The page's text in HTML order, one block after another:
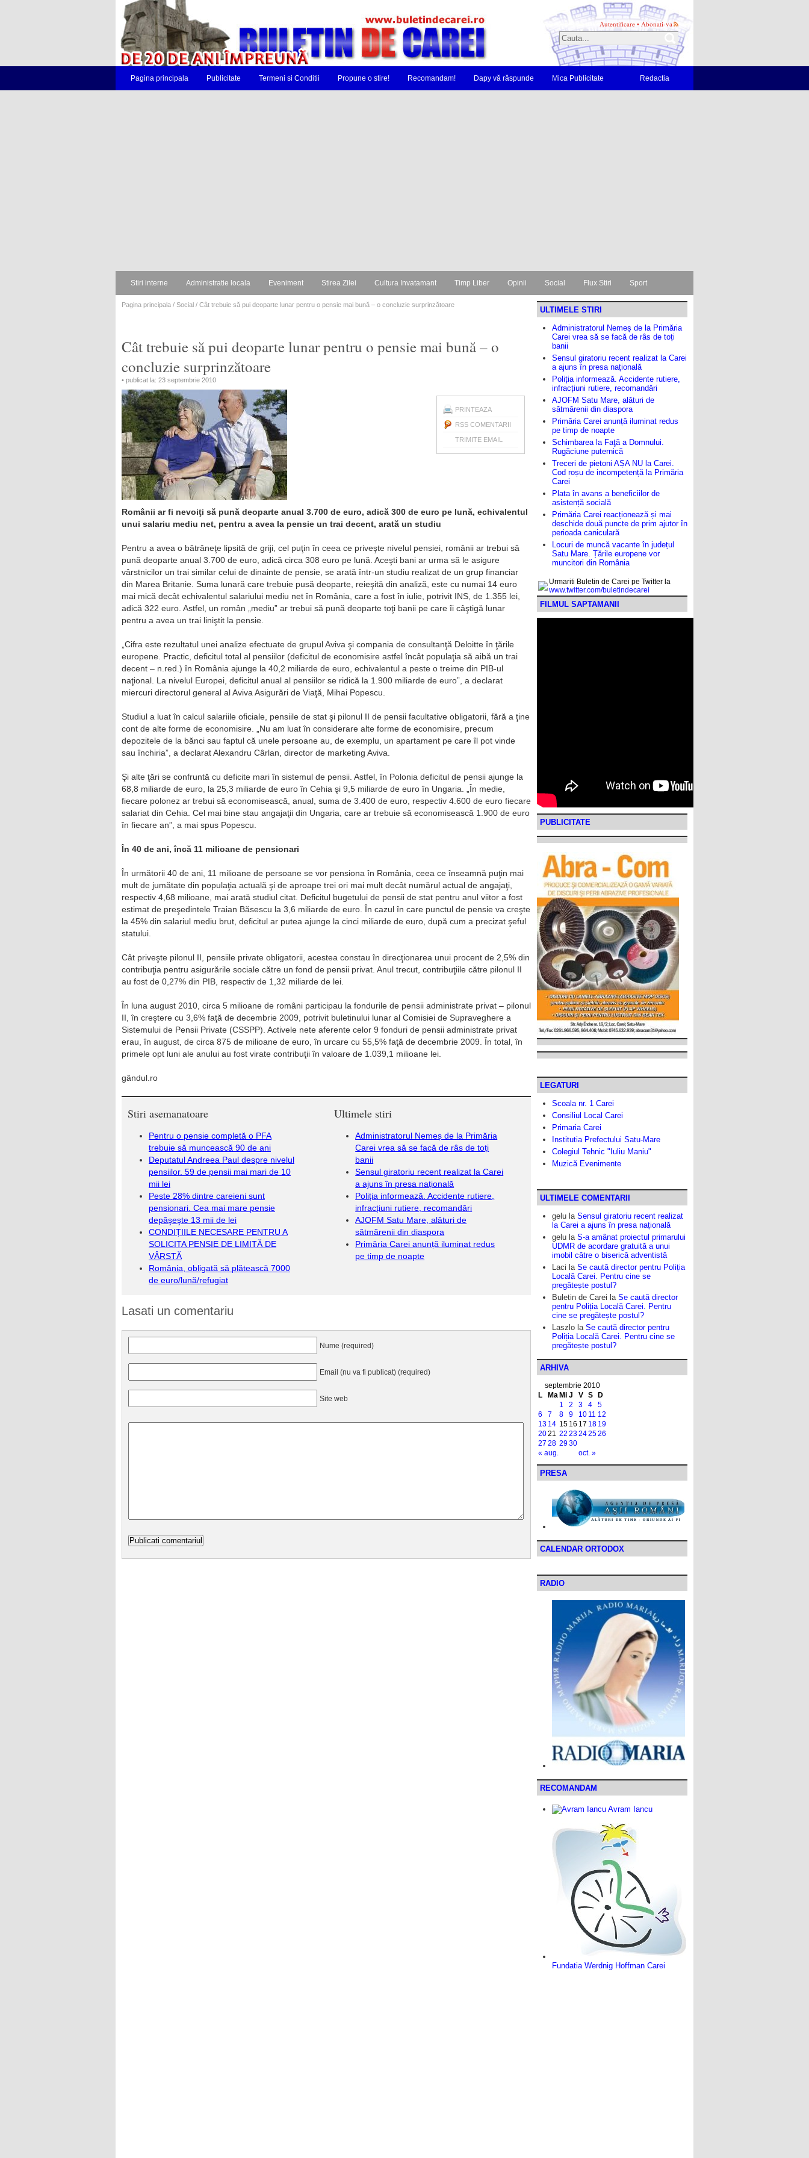
Autentificare • Abonati-va
Pagina principala Publicitate Termeni si Conditii Propune o stire! Recomandam! Dapy vă răspunde Mica Publicitate Redactia
Stiri interne Administratie locala Eveniment Stirea Zilei Cultura Invatamant Timp Liber Opinii Social Flux Stiri Sport
Pagina principala / Social / Cât trebuie să pui deoparte lunar pentru o pensie mai bună – o concluzie surprinzătoare
Cât trebuie să pui deoparte lunar pentru o pensie mai bună – o
concluzie surprinzătoare
• publicat la: 23 septembrie 2010
PRINTEAZA
RSS COMENTARII
TRIMITE EMAIL
Românii ar fi nevoiţi să pună deoparte anual 3.700 de euro, adică 300 de euro pe lună, echivalentul
unui salariu mediu net, pentru a avea la pensie un trai decent, arată un studiu
Pentru a avea o bătrâneţe lipsită de griji, cel puţin în ceea ce priveşte nivelul pensiei, românii ar trebui să
pună deoparte anual 3.700 de euro, adică circa 308 euro pe lună. Aceşti bani ar urma să le asigure
vârstnicilor un trai similar celui de dinainte de pensie, se arată într-un studiu realizat de un grup financiar
din Marea Britanie. Suma lunară care trebuie pusă deoparte, reieşită din analiză, este cu numai 14 euro
mai mică decât echivalentul salariului mediu net în România, care a fost în iulie, potrivit INS, de 1.355 lei,
adică 322 euro. Astfel, un român „mediu” ar trebui să pună deoparte toţi banii pe care îi câştigă lunar
pentru a avea un trai liniştit la pensie.
„Cifra este rezultatul unei analize efectuate de grupul Aviva şi compania de consultanţă Deloitte în ţările
europene. Practic, deficitul total al pensiilor (deficitul de economisire astfel încât populaţia să aibă un trai
decent – n.red.) în România ajunge la 40,2 miliarde de euro, echivalentul a peste o treime din PIB-ul
naţional. La nivelul Europei, deficitul anual al pensiilor se ridică la 1.900 miliarde de euro”, a declarat
miercuri directorul general al Aviva Asigurări de Viaţă, Mihai Popescu.
Studiul a luat în calcul salariile oficiale, pensiile de stat şi pilonul II de pensii facultative obligatorii, fără a ţine
cont de alte forme de economisire. „Nu am luat în considerare alte forme de economisire, precum
depozitele de la bănci sau faptul că unele persoane au, de exemplu, un apartament pe care îl pot vinde
sau închiria”, a declarat Alexandru Cârlan, director de marketing Aviva.
Şi alte ţări se confruntă cu deficite mari în sistemul de pensii. Astfel, în Polonia deficitul de pensii ajunge la
68,8 miliarde de euro, la 25,3 miliarde de euro în Cehia şi 9,5 miliarde de euro în Ungaria. „În medie,
fiecare polonez ar trebui să economisească, anual, suma de 3.400 de euro, respectiv 4.600 de euro fiecare
salariat din Cehia. Cel mai bine stau angajaţii din Ungaria, care ar trebuie să economisească 1.900 de euro
în fiecare an”, a mai spus Popescu.
În 40 de ani, încă 11 milioane de pensionari
În următorii 40 de ani, 11 milioane de persoane se vor pensiona în România, ceea ce înseamnă puţin mai
mult de jumătate din populaţia actuală şi de aproape trei ori mai mult decât numărul actual de angajaţi,
respectiv 4,68 milioane, mai arată studiul citat. Deficitul bugetului de pensii de stat pentru anul viitor a fost
estimat de preşedintele Traian Băsescu la 3,6 miliarde de euro. În cazul în care punctul de pensie va creşte
la 45% din salariul mediu brut, deficitul ar putea ajunge la cinci miliarde de euro, după cum a precizat şeful
statului.
Cât priveşte pilonul II, pensiile private obligatorii, acestea constau în direcţionarea unui procent de 2,5% din
contribuţia pentru asigurările sociale către un fond de pensii privat. Anul trecut, contribuţiile către pilonul II
au fost de 0,27% din PIB, respectiv de 1,32 miliarde de lei.
În luna august 2010, circa 5 milioane de români participau la fondurile de pensii administrate privat – pilonul
II, în creştere cu 3,6% faţă de decembrie 2009, potrivit buletinului lunar al Comisiei de Supraveghere a
Sistemului de Pensii Private (CSSPP). Activele nete aferente celor 9 fonduri de pensii administrate privat
erau, în august, de circa 875 de milioane de euro, în urcare cu 55,5% faţă de decembrie 2009. În total, în
primele opt luni ale anului au fost virate contribuţii în valoare de 1.039,1 milioane lei.
gândul.ro
Stiri asemanatoare
Pentru o pensie completă o PFA
trebuie să muncească 90 de ani
Deputatul Andreea Paul despre nivelul
pensiilor. 59 de pensii mai mari de 10
mii lei
Peste 28% dintre careieni sunt
pensionari. Cea mai mare pensie
depăşeşte 13 mii de lei
CONDIȚIILE NECESARE PENTRU A
SOLICITA PENSIE DE LIMITĂ DE
VÂRSTĂ
România, obligată să plătească 7000
de euro/lună/refugiat
Ultimele stiri
Administratorul Nemeș de la Primăria
Carei vrea să se facă de râs de toți
banii
Sensul giratoriu recent realizat la Carei
a ajuns în presa națională
Poliția informează. Accidente rutiere,
infracțiuni rutiere, recomandări
AJOFM Satu Mare, alături de
sătmărenii din diaspora
Primăria Carei anunță iluminat redus
pe timp de noapte
Lasati un comentariu
Nume (required)
Email (nu va fi publicat) (required)
Site web
ULTIMELE STIRI
Administratorul Nemeș de la Primăria
Carei vrea să se facă de râs de toți
banii
Sensul giratoriu recent realizat la Carei
a ajuns în presa națională
Poliția informează. Accidente rutiere,
infracțiuni rutiere, recomandări
AJOFM Satu Mare, alături de
sătmărenii din diaspora
Primăria Carei anunță iluminat redus
pe timp de noapte
Schimbarea la Faţă a Domnului.
Rugăciune puternică
Treceri de pietoni AȘA NU la Carei.
Cod roșu de incompetență la Primăria
Carei
Plata în avans a beneficiilor de
asistență socială
Primăria Carei reacționează și mai
deschide două puncte de prim ajutor în
perioada caniculară
Locuri de muncă vacante în județul
Satu Mare. Țările europene vor
muncitori din România
Urmariti Buletin de Carei pe Twitter la
www.twitter.com/buletindecarei
FILMUL SAPTAMANII
PUBLICITATE
LEGATURI
Scoala nr. 1 Carei
Consiliul Local Carei
Primaria Carei
Institutia Prefectului Satu-Mare
Colegiul Tehnic "Iuliu Maniu"
Muzică Evenimente
ULTIMELE COMENTARII
gelu la Sensul giratoriu recent realizat
la Carei a ajuns în presa națională
gelu la S-a amânat proiectul primarului
UDMR de acordare gratuită a unui
imobil către o biserică adventistă
Laci la Se caută director pentru Poliția
Locală Carei. Pentru cine se
pregătește postul?
Buletin de Carei la Se caută director
pentru Poliția Locală Carei. Pentru
cine se pregătește postul?
Laszlo la Se caută director pentru
Poliția Locală Carei. Pentru cine se
pregătește postul?
ARHIVA
septembrie 2010
L
Ma Mi J V S D
« aug. oct. »
1 2 3 4
5
6
7 8 9 10 11 12
13 14 15 16 17 18 19
2021 22 23242526
27 28 2930
PRESA
CALENDAR ORTODOX
RADIO
RECOMANDAM
Avram Iancu
Fundatia Werdnig Hoffman Carei